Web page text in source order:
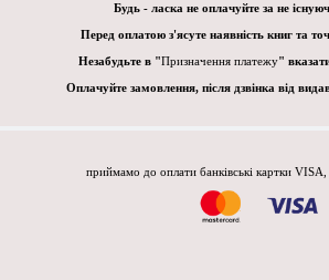
Будь - ласка не оплачуйте за не
Перед оплатою з'ясуте наявність книг та
Незабудьте в "Призначення платежу"
Оплачуйте замовлення, після дзвінка від
приймамо до оплати банківські картки VISA,